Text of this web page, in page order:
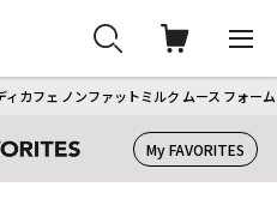
ィカフェ ノンファットミルク ムース フォー
My FAVORITES